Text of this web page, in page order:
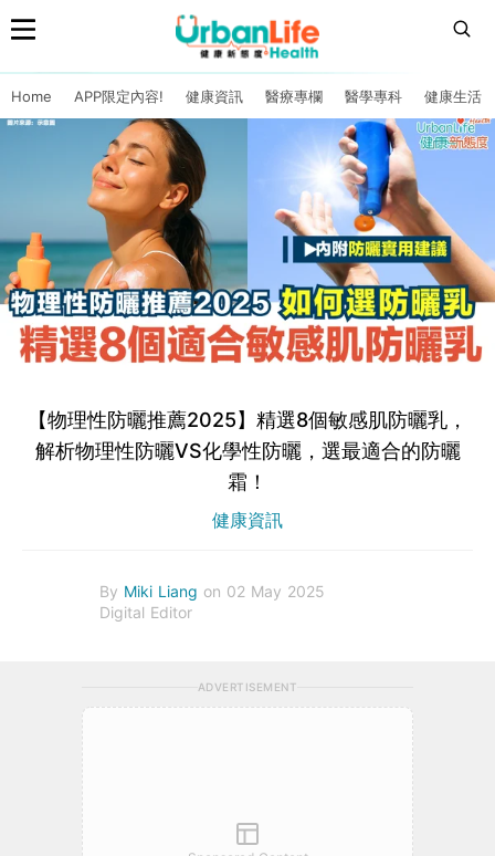
Home APP限定內容! 健康資訊 醫療專欄 醫學專科 健康生活
【物理性防曬推薦2025】精選8個敏感肌防曬乳，
解析物理性防曬VS化學性防曬，選最適合的防曬
霜！
健康資訊
By Miki Liang on 02 May 2025
Digital Editor
ADVERTISEMENT